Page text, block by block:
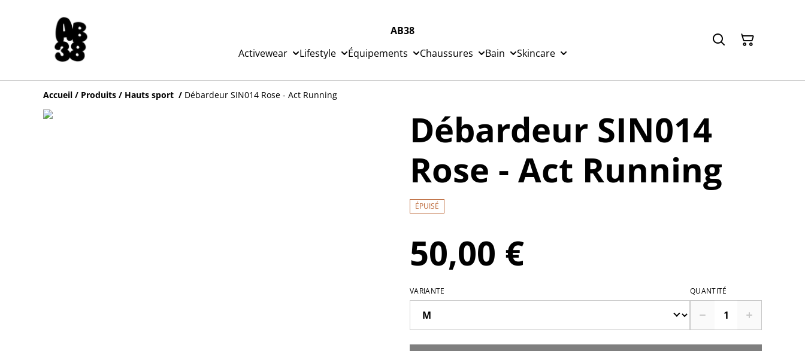
AB38
Activewear
Lifestyle Équipements Chaussures Bain Skincare
Accueil / Produits / Hauts sport / Débardeur SIN014 Rose - Act Running
Débardeur SIN014
Rose - Act Running
ÉPUISÉ
50,00 €
VARIANTE QUANTITÉ